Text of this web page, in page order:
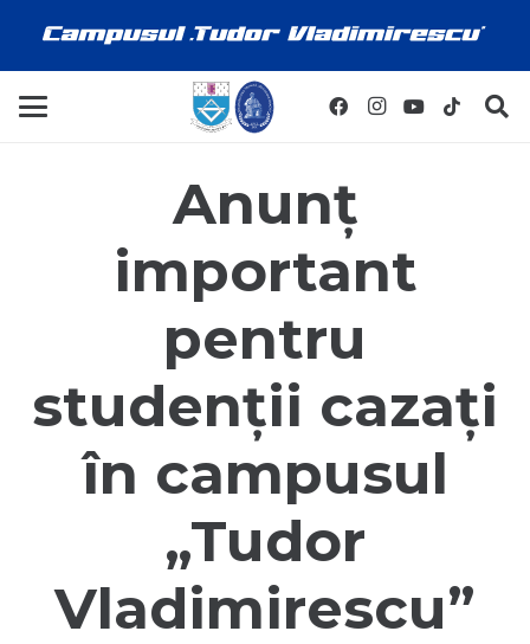
Anunț
important
pentru
studenții cazați
în campusul
„Tudor
Vladimirescu”